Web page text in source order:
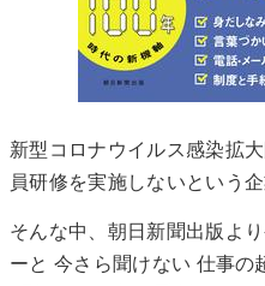
新型コロナウイルス感染拡
員研修を実施しないという
そんな中、朝日新聞出版よ
ーと 今さら聞けない 仕事の